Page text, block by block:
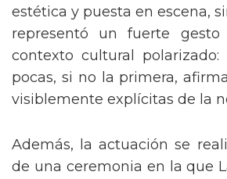
estética y puesta en escena,
representó un fuerte
contexto cultural
pocas, si no la primera,
visiblemente explícitas de la
Además, la actuación se
de una ceremonia en la que